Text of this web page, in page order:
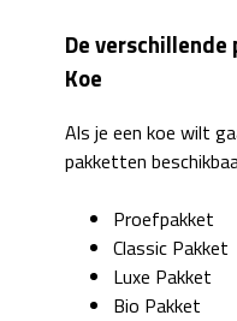
De
Koe
Als je een koe wilt
pakketten
Proefpakket
Classic Pakket
Luxe Pakket
Bio Pakket